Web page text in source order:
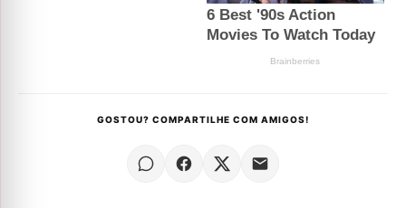
GOSTOU? COMPARTILHE COM AMIGOS!